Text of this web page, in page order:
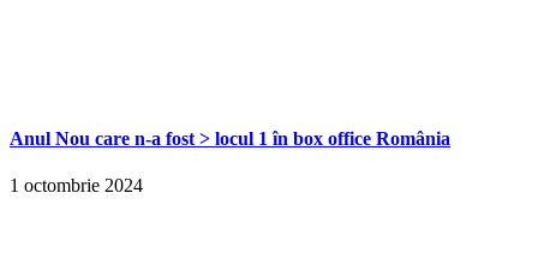
Anul Nou care n-a fost > locul 1 în box office România
1 octombrie 2024